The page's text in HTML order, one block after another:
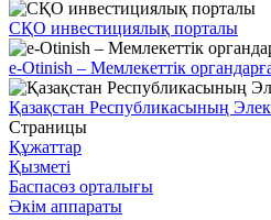
СҚО инвестициялық порталы
e-Otinish – Мемлекеттік
Қазақстан Республикасының
Страницы
Құжаттар
Қызметі
Баспасөз орталығы
Әкім аппараты